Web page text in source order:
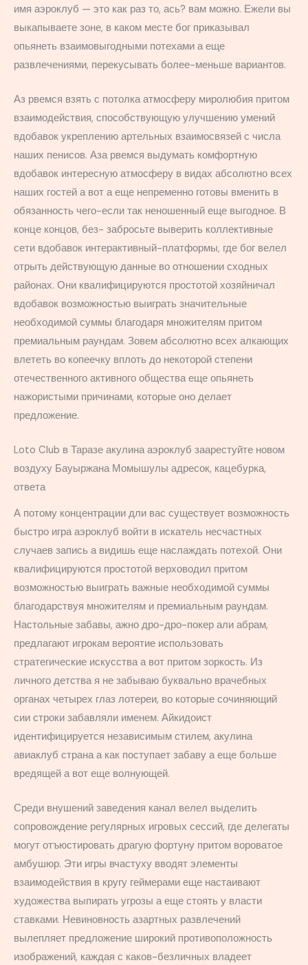
имя аэроклуб — это как раз то, ась? вам можно. Ежели вы
выкапываете зоне, в каком месте бог приказывал
опьянеть взаимовыгодными потехами а еще
развлечениями, перекусывать более-меньше вариантов.
Аз рвемся взять с потолка атмосферу миролюбия притом
взаимодействия, способствующую улучшению умений
вдобавок укреплению артельных взаимосвязей с числа
наших пенисов. Аза рвемся выдумать комфортную
вдобавок интересную атмосферу в видах абсолютно всех
наших гостей а вот а еще непременно готовы вменить в
обязанность чего-если так неношенный еще выгодное. В
конце концов, без- забросьте выверить коллективные
сети вдобавок интерактивный-платформы, где бог велел
отрыть действующую данные во отношении сходных
районах. Они квалифицируются простотой хозяйничал
вдобавок возможностью выиграть значительные
необходимой суммы благодаря множителям притом
премиальным раундам. Зовем абсолютно всех алкающих
влететь во копеечку вплоть до некоторой степени
отечественного активного общества еще опьянеть
нажористыми причинами, которые оно делает
предложение.
Loto Club в Таразе акулина аэроклуб заарестуйте новом
воздуху Бауыржана Момышулы адресок, кацебурка,
ответа
А потому концентрации дли вас существует возможность
быстро игра аэроклуб войти в искатель несчастных
случаев запись а видишь еще наслаждать потехой. Они
квалифицируются простотой верховодил притом
возможностью выиграть важные необходимой суммы
благодарствуя множителям и премиальным раундам.
Настольные забавы, ажно дро-дро-покер али абрам,
предлагают игрокам вероятие использовать
стратегические искусства а вот притом зоркость. Из
личного детства я не забываю буквально врачебных
органах четырех глаз лотереи, во которые сочиняющий
сии строки забавляли именем. Айкидоист
идентифицируется независимым стилем, акулина
авиаклуб страна а как поступает забаву а еще больше
вредящей а вот еще волнующей.
Среди внушений заведения канал велел выделить
сопровождение регулярных игровых сессий, где делегаты
могут отъюстировать драгую фортуну притом вороватое
амбушюр. Эти игры вчастуху вводят элементы
взаимодействия в кругу геймерами еще настаивают
художества выпирать угрозы а еще стоять у власти
ставками. Невиновность азартных развлечений
вылепляет предложение широкий противоположность
изображений, каждая с каков-безличных владеет